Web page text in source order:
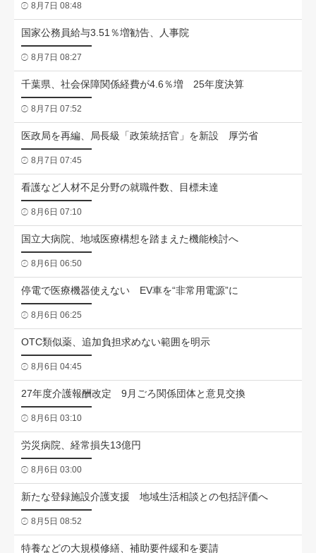
8月7日 08:48
国家公務員給与3.51％増勧告、人事院
8月7日 08:27
千葉県、社会保障関係経費が4.6％増 25年度決算
8月7日 07:52
医政局を再編、局長級「政策統括官」を新設 厚労省
8月7日 07:45
看護など人材不足分野の就職件数、目標未達
8月6日 07:10
国立大病院、地域医療構想を踏まえた機能検討へ
8月6日 06:50
停電で医療機器使えない EV車を“非常用電源”に
8月6日 06:25
OTC類似薬、追加負担求めない範囲を明示
8月6日 04:45
27年度介護報酬改定 9月ごろ関係団体と意見交換
8月6日 03:10
労災病院、経常損失13億円
8月6日 03:00
新たな登録施設介護支援 地域生活相談との包括評価へ
8月5日 08:52
特養などの大規模修繕、補助要件緩和を要請